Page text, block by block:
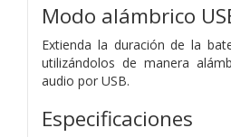
Modo alámbrico
Extienda la duración de la
utilizándolos de manera
audio por USB.
Especificaciones